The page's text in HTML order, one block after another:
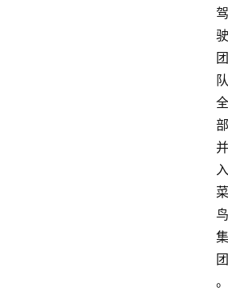
驾
驶
团
队
全
部
并
入
菜
鸟
集
团
。